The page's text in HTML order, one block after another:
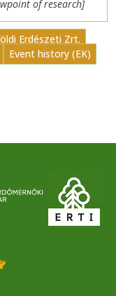
of research]
Erdészeti Zrt.
Event history (EK)